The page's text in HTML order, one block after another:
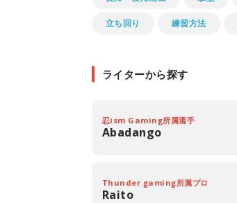
立ち回り 練習方法
ライターから探す
忍ism Gaming所属選手
Abadango
Thunder gaming所属プロ
Raito